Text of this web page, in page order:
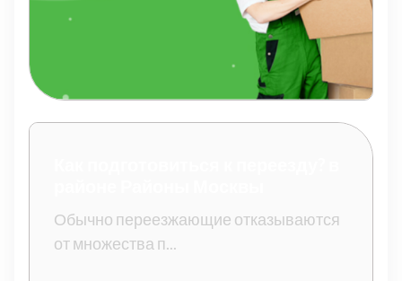
Обычно переезжающие отказываются
от множества п...